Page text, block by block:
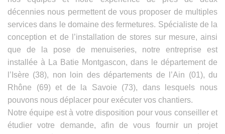
décennies nous permettent de vous proposer de multiples
services dans le domaine des fermetures. Spécialiste de la
conception et de l’installation de stores sur mesure, ainsi
que de la pose de menuiseries, notre entreprise est
installée à La Batie Montgascon, dans le département de
l’Isère (38), non loin des départements de l’Ain (01), du
Rhône (69) et de la Savoie (73), dans lesquels nous
pouvons nous déplacer pour exécuter vos chantiers.
Notre équipe est à votre disposition pour vous conseiller et
étudier votre demande, afin de vous fournir un projet